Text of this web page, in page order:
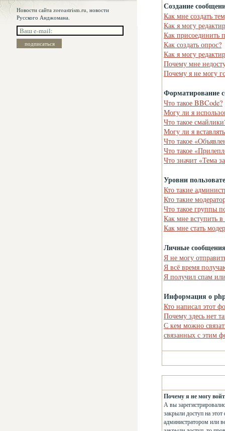
Новости сайта zoroastrism.ru, новости
Русского Анджомана.
Создание
Как мне создать
Как я могу
Как присоединить
Как создать опрос?
Как я могу
Почему мне
Почему я не могу
Форматирование
Что такое BBCode?
Могу ли я
Что такое
Могу ли я
Что такое
Что такое
Что значит «Тема
Уровни
Кто такие
Кто такие
Что такое группы
Как мне вступить в
Как мне стать
Личные
Я не могу
Я всё время
Я получил спам
Информация о
Кто написал этот
Почему здесь нет
С кем можно
связанных с этим
Почему я не могу
А вы
закрыли доступ на
администратором или